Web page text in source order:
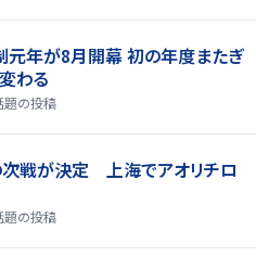
元年が8月開幕 初の年度またぎ
わる
題の投稿
次戦が決定 上海でアオリチロ
題の投稿